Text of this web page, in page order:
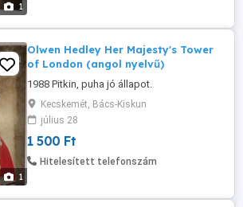
1
1
Olwen Hedley Her Majesty's Tower
of London (angol nyelvű)
1988 Pitkin, puha jó állapot.
Kecskemét, Bács-Kiskun
július 28
1 500 Ft
Hitelesített telefonszám